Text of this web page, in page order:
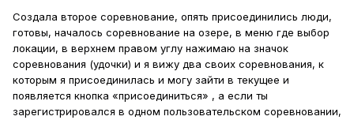
Создала второе соревнование, опять присоединились люди,
готовы, началось соревнование на озере, в меню где выбор
локации, в верхнем правом углу нажимаю на значок
соревнования (удочки) и я вижу два своих соревнования, к
которым я присоединилась и могу зайти в текущее и
появляется кнопка «присоединиться» , а если ты
зарегистрировался в одном пользовательском соревновании,